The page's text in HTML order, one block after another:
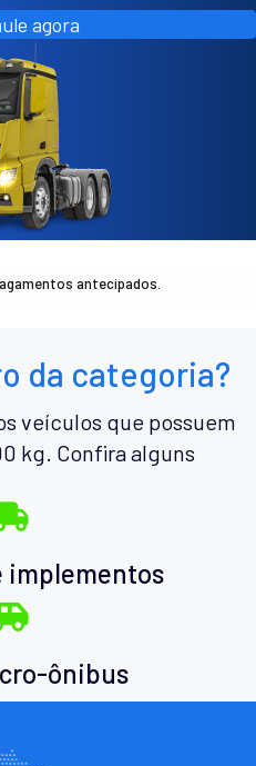
agora
antecipados.
da categoria?
veículos que possuem
kg. Confira alguns
implementos
ônibus